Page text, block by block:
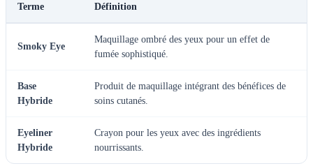
Terme Définition
Smoky Eye
Maquillage ombré des yeux pour un effet de
fumée sophistiqué.
Base
Hybride
Produit de maquillage intégrant des bénéfices de
soins cutanés.
Eyeliner
Hybride
Crayon pour les yeux avec des ingrédients
nourrissants.